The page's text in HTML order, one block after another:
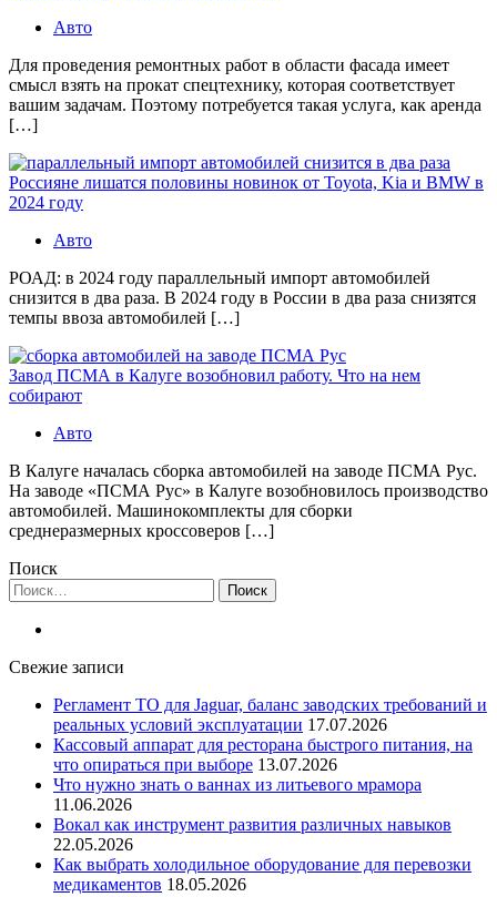
Авто
Для проведения ремонтных работ в области фасада имеет
смысл взять на прокат спецтехнику, которая соответствует
вашим задачам. Поэтому потребуется такая услуга, как аренда
[…]
Россияне лишатся половины новинок от Toyota, Kia и BMW в
2024 году
Авто
РОАД: в 2024 году параллельный импорт автомобилей
снизится в два раза. В 2024 году в России в два раза снизятся
темпы ввоза автомобилей […]
Завод ПСМА в Калуге возобновил работу. Что на нем
собирают
Авто
В Калуге началась сборка автомобилей на заводе ПСМА Рус.
На заводе «ПСМА Рус» в Калуге возобновилось производство
автомобилей. Машинокомплекты для сборки
среднеразмерных кроссоверов […]
Поиск
Найти:
Свежие записи
Регламент ТО для Jaguar, баланс заводских требований и
реальных условий эксплуатации 17.07.2026
Кассовый аппарат для ресторана быстрого питания, на
что опираться при выборе 13.07.2026
Что нужно знать о ваннах из литьевого мрамора
11.06.2026
Вокал как инструмент развития различных навыков
22.05.2026
Как выбрать холодильное оборудование для перевозки
медикаментов 18.05.2026